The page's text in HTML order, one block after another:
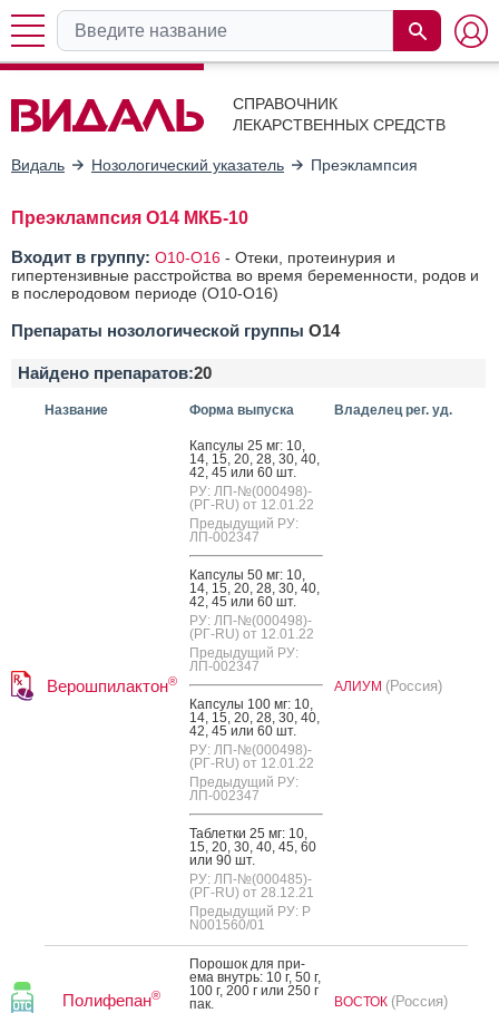
СПРАВОЧНИК
ЛЕКАРСТВЕННЫХ СРЕДСТВ
Видаль Нозологический указатель Преэклампсия
Преэклампсия O14 МКБ-10
Входит в группу: O10-O16 - Отеки, протеинурия и
гипертензивные расстройства во время беременности, родов и
в послеродовом периоде (O10-O16)
Препараты нозологической группы O14
Найдено препаратов:20
Название Форма выпуска Владелец рег. уд.
Верошпилактон®
Кап­су­лы 25 мг: 10,
14, 15, 20, 28, 30, 40,
42, 45 или 60 шт.
РУ: ЛП-№(000498)-
(РГ-RU) от 12.01.22
Предыдущий РУ:
ЛП-002347
Кап­су­лы 50 мг: 10,
14, 15, 20, 28, 30, 40,
42, 45 или 60 шт.
РУ: ЛП-№(000498)-
(РГ-RU) от 12.01.22
Предыдущий РУ:
ЛП-002347
Кап­су­лы 100 мг: 10,
14, 15, 20, 28, 30, 40,
42, 45 или 60 шт.
РУ: ЛП-№(000498)-
(РГ-RU) от 12.01.22
Предыдущий РУ:
ЛП-002347
Таб­летки 25 мг: 10,
15, 20, 30, 40, 45, 60
или 90 шт.
РУ: ЛП-№(000485)-
(РГ-RU) от 28.12.21
Предыдущий РУ: Р
N001560/01
АЛИУМ (Россия)
Полифепан®
По­рошок для при­
ема внутрь: 10 г, 50 г,
100 г, 200 г или 250 г
пак.
ВОСТОК (Россия)